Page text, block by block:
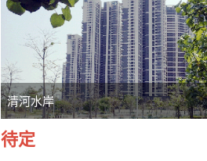
清河水岸
待定